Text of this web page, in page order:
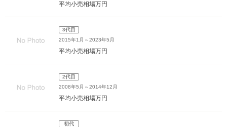
平均小売相場万円
3代目
2015年1月～2023年5月
平均小売相場万円
2代目
2008年5月～2014年12月
平均小売相場万円
初代